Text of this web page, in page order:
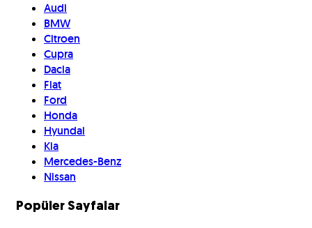
Audi
BMW
Citroen
Cupra
Dacia
Fiat
Ford
Honda
Hyundai
Kia
Mercedes-Benz
Nissan
Popüler Sayfalar